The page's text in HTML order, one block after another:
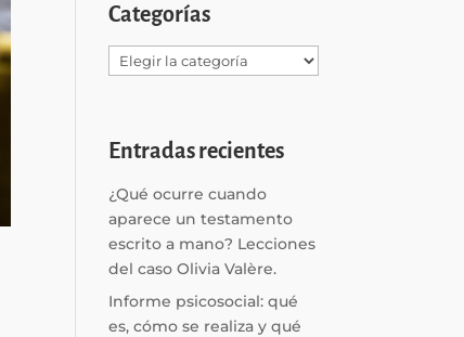
Categorías
Categorías
Entradas recientes
¿Qué ocurre cuando
aparece un testamento
escrito a mano? Lecciones
del caso Olivia Valère.
Informe psicosocial: qué
es, cómo se realiza y qué